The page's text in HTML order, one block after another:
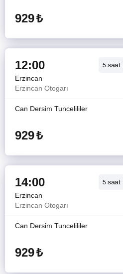
929₺
12:00 5 saat
Erzincan
Erzincan Otogarı
Can Dersim Tuncelililer
929₺
14:00 5 saat
Erzincan
Erzincan Otogarı
Can Dersim Tuncelililer
929₺